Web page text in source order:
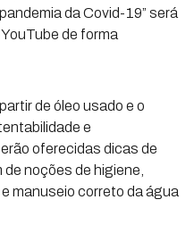
da Covid-19” será
de forma
de óleo usado e o
e
oferecidas dicas de
noções de higiene,
manuseio correto da água